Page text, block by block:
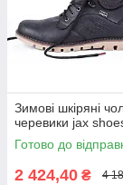
Зимові шкіряні
черевики jax
Готово до
2 424,40 ₴ 4